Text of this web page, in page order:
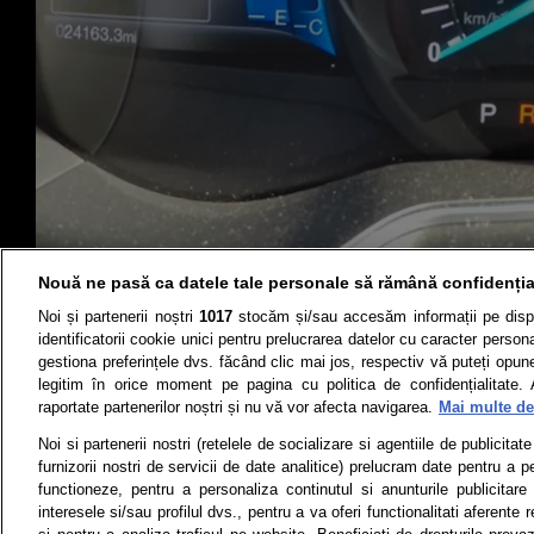
Știri Test drive
Termeni si conditii Politica de
Nouă ne pasă ca datele tale personale să rămână
Noi și partenerii noștri 1017stocăm și/sau accesăm informații pe
identificatorii cookie unici pentru prelucrarea datelor cu caracter
gestiona preferințele dvs. făcând clic mai jos, respectiv vă puteți
legitim în orice moment pe pagina cu politica de confidențialitate.
raportate partenerilor noștri și nu vă vor afecta navigarea. Mai multe
Noi si partenerii nostri (retelele de socializare si agentiile de
furnizorii nostri de servicii de date analitice) prelucram date pentru a
functioneze, pentru a personaliza continutul si anunturile
interesele si/sau profilul dvs., pentru a va oferi functionalitati aferente